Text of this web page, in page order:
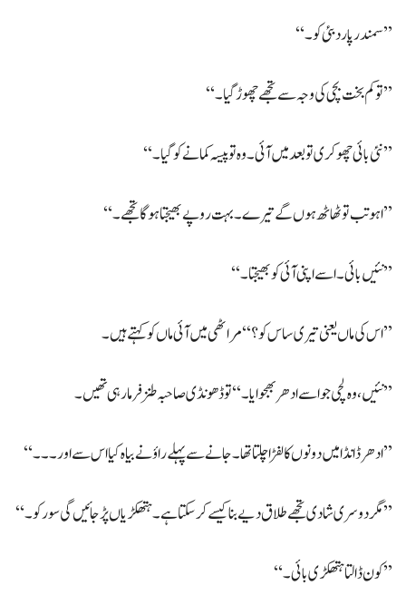
’’سمندر پار دبئی کو۔‘‘
’’تو کم بخت بچی کی وجہ سے تجھے چھوڑ گیا۔‘‘
’’نئی بائی چھوکری تو بعد میں آئی۔ وہ تو پیسہ کمانے کو گیا۔‘‘
’’اہو تب تو ٹھاٹھ ہوں گے تیرے۔ بہت روپے بھیجتا ہوگا تجھے۔‘‘
’’نئیں بائی۔ اسے اپنی آئی کو بھیجتا۔‘‘
’’اس کی ماں یعنی تیری ساس کو؟‘‘ مراٹھی میں آئی ماں کو کہتے ہیں۔
’’نئیں، وہ لچی جو اسے ادھر بھجوایا۔‘‘ تو ڈھونڈی صاحبہ طنز فرما رہی تھیں۔
’’ادھر ڈانڈا میں دونوں کا لفڑا چلتا تھا۔ جانے سے پہلے راؤ نے بیاہ کیا اس سے اور۔۔۔‘‘
’’مگر دوسری شادی تجھے طلاق دیے بنا کیسے کر سکتا ہے۔ ہتھکڑیاں پڑجائیں گی سور کو۔‘‘
’’کون ڈالتا ہتھکڑی بائی۔‘‘